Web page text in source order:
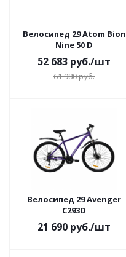
Велосипед 29 Atom Bion
Nine 50 D
52 683 руб./шт
61 980руб.
Велосипед 29 Avenger
C293D
21 690 руб./шт